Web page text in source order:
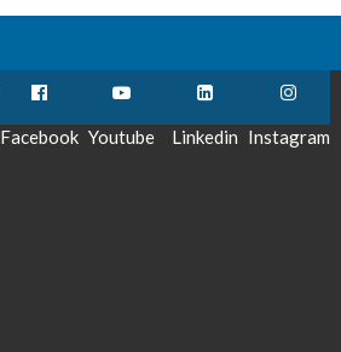
Facebook Youtube Linkedin Instagram